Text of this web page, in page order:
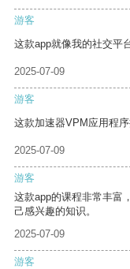
游客
这款app就像我的社交平
2025-07-09
游客
这款加速器VPM应用程
2025-07-09
游客
这款app的课程非常丰富
己感兴趣的知识。
2025-07-09
游客